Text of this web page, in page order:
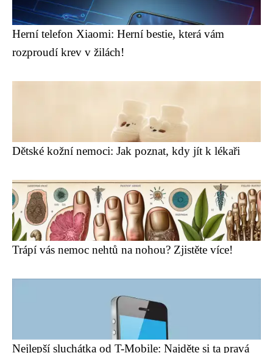
Herní telefon Xiaomi: Herní bestie, která vám
rozproudí krev v žilách!
Dětské kožní nemoci: Jak poznat, kdy jít k lékaři
Trápí vás nemoc nehtů na nohou? Zjistěte více!
Nejlepší sluchátka od T-Mobile: Najděte si ta pravá